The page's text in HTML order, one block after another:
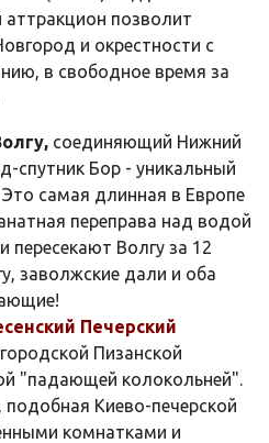
позволит
и окрестности с
в свободное время за
соединяющий Нижний
спутник Бор - уникальный
самая длинная в Европе
переправа над водой
пересекают Волгу за 12
заволжские дали и оба
Печерский
Пизанской
"падающей колокольней".
Киево-печерской
комнатками и